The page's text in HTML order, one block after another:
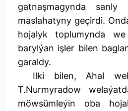
gatnaşmagynda
maslahatyny geçirdi.
hojalyk toplumynda
barylýan işler bilen
garaldy.
Ilki bilen, Ahal
T.Nurmyradow
möwsümleýin oba